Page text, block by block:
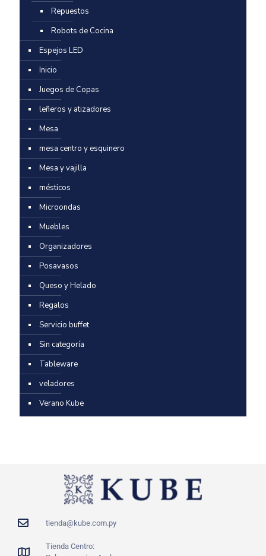
Repuestos
Robots de Cocina
Espejos LED
Inicio
Juegos de Copas
leñeros y atizadores
Mesa
mesa centro y esquinero
Mesa y vajilla
mésticos
Microondas
Muebles
Organizadores
Posavasos
Queso y Helado
Regalos
Servicio buffet
Sin categoría
Tableware
veladores
Verano Kube
tienda@kube.com.py
Tienda Centro: